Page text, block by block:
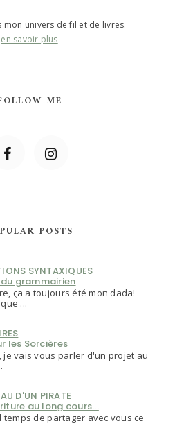
mon univers de fil et de livres.
en savoir plus
ME
POSTS
SYNTAXIQUES
grammairien
ça a toujours été mon dada!
...
les Sorcières
je vais vous parler d'un projet au
D'UN PIRATE
au long cours...
temps de partager avec vous ce